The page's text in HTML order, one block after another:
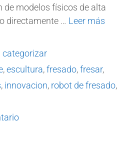
de modelos físicos de alta
directamente … Leer más
categorizar
,escultura,fresado,fresar,
, innovacion, robot de fresado,